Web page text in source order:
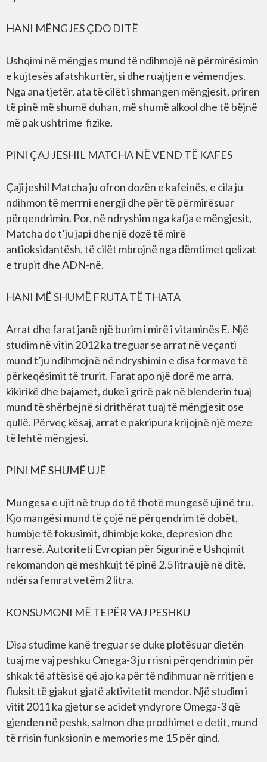
HANI MËNGJES ÇDO DITË
Ushqimi në mëngjes mund të ndihmojë në përmirësimin
e kujtesës afatshkurtër, si dhe ruajtjen e vëmendjes.
Nga ana tjetër, ata të cilët i shmangen mëngjesit, priren
të pinë më shumë duhan, më shumë alkool dhe të bëjnë
më pak ushtrime fizike.
PINI ÇAJ JESHIL MATCHA NË VEND TË KAFES
Çaji jeshil Matcha ju ofron dozën e kafeinës, e cila ju
ndihmon të merrni energji dhe për të përmirësuar
përqendrimin. Por, në ndryshim nga kafja e mëngjesit,
Matcha do t’ju japi dhe një dozë të mirë
antioksidantësh, të cilët mbrojnë nga dëmtimet qelizat
e trupit dhe ADN-në.
HANI MË SHUMË FRUTA TË THATA
Arrat dhe farat janë një burim i mirë i vitaminës E. Një
studim në vitin 2012 ka treguar se arrat në veçanti
mund t’ju ndihmojnë në ndryshimin e disa formave të
përkeqësimit të trurit. Farat apo një dorë me arra,
kikirikë dhe bajamet, duke i grirë pak në blenderin tuaj
mund të shërbejnë si drithërat tuaj të mëngjesit ose
qullë. Përveç kësaj, arrat e pakripura krijojnë një meze
të lehtë mëngjesi.
PINI MË SHUMË UJË
Mungesa e ujit në trup do të thotë mungesë uji në tru.
Kjo mangësi mund të çojë në përqendrim të dobët,
humbje të fokusimit, dhimbje koke, depresion dhe
harresë. Autoriteti Evropian për Sigurinë e Ushqimit
rekomandon që meshkujt të pinë 2.5 litra ujë në ditë,
ndërsa femrat vetëm 2 litra.
KONSUMONI MË TEPËR VAJ PESHKU
Disa studime kanë treguar se duke plotësuar dietën
tuaj me vaj peshku Omega-3 ju rrisni përqendrimin për
shkak të aftësisë që ajo ka për të ndihmuar në rritjen e
fluksit të gjakut gjatë aktivitetit mendor. Një studim i
vitit 2011 ka gjetur se acidet yndyrore Omega-3 që
gjenden në peshk, salmon dhe prodhimet e detit, mund
të rrisin funksionin e memories me 15 për qind.